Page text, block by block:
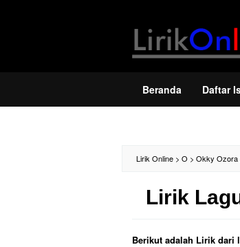
Beranda Daftar
Lirik Online > O > Okky Ozora
Lirik
Berikut adalah Lirik dari